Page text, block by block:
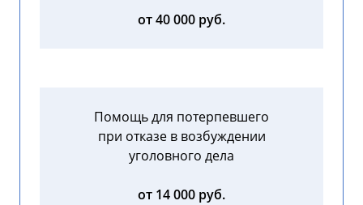
от 40 000 руб.
Помощь для потерпевшего
при отказе в возбуждении
уголовного дела
от 14 000 руб.